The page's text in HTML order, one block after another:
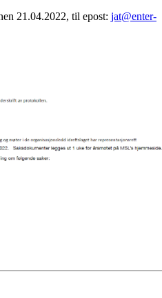
21.04.2022, til epost: jat@enter-